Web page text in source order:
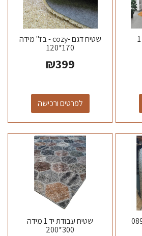
שטיח דגם -cozy - בז" מידה
170*120
₪399
לפרטים ורכישה
שטיח עבודת יד 1 מידה
300*200